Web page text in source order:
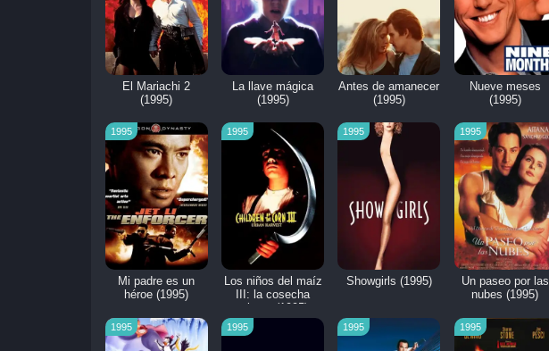
El Mariachi 2
(1995)
La llave mágica
(1995)
Antes de amanecer
(1995)
Nueve meses
(1995)
1995
Mi padre es un
héroe (1995)
1995
Los niños del maíz
III: la cosecha
1995
Showgirls (1995)
1995
Un paseo por las
nubes (1995)
1995 1995 1995 1995